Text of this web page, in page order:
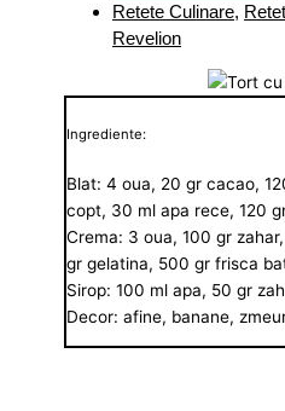
Retete Culinare,
Revelion
Ingrediente:
Blat: 4 oua, 20 gr cacao,
copt, 30 ml apa rece, 120
Crema: 3 oua, 100 gr
gr gelatina, 500 gr frisca
Sirop: 100 ml apa, 50 gr
Decor: afine, banane,